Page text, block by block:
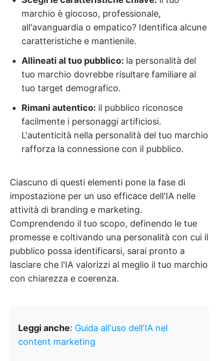
marchio è giocoso, professionale,
all'avanguardia o empatico? Identifica alcune
caratteristiche e mantienile.
Allineati al tuo pubblico: la personalità del
tuo marchio dovrebbe risultare familiare al
tuo target demografico.
Rimani autentico: il pubblico riconosce
facilmente i personaggi artificiosi.
L'autenticità nella personalità del tuo marchio
rafforza la connessione con il pubblico.
Ciascuno di questi elementi pone la fase di
impostazione per un uso efficace dell'IA nelle
attività di branding e marketing.
Comprendendo il tuo scopo, definendo le tue
promesse e coltivando una personalità con cui il
pubblico possa identificarsi, sarai pronto a
lasciare che l'IA valorizzi al meglio il tuo marchio
con chiarezza e coerenza.
Leggi anche: Guida all'uso dell'IA nel
content marketing